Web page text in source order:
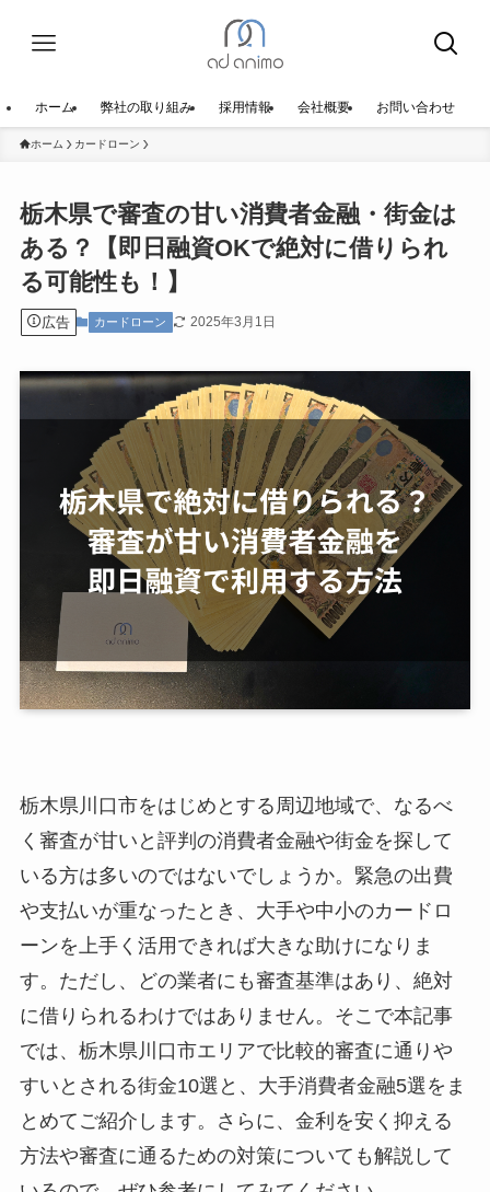
ホーム 弊社の取り組み 採用情報 会社概要 お問い合わせ
ホーム カードローン
栃木県で審査の甘い消費者金融・街金は
ある？【即日融資OKで絶対に借りられ
る可能性も！】
広告 カードローン 2025年3月1日
栃木県川口市をはじめとする周辺地域で、なるべ
く審査が甘いと評判の消費者金融や街金を探して
いる方は多いのではないでしょうか。緊急の出費
や支払いが重なったとき、大手や中小のカードロ
ーンを上手く活用できれば大きな助けになりま
す。ただし、どの業者にも審査基準はあり、絶対
に借りられるわけではありません。そこで本記事
では、栃木県川口市エリアで比較的審査に通りや
すいとされる街金10選と、大手消費者金融5選をま
とめてご紹介します。さらに、金利を安く抑える
方法や審査に通るための対策についても解説して